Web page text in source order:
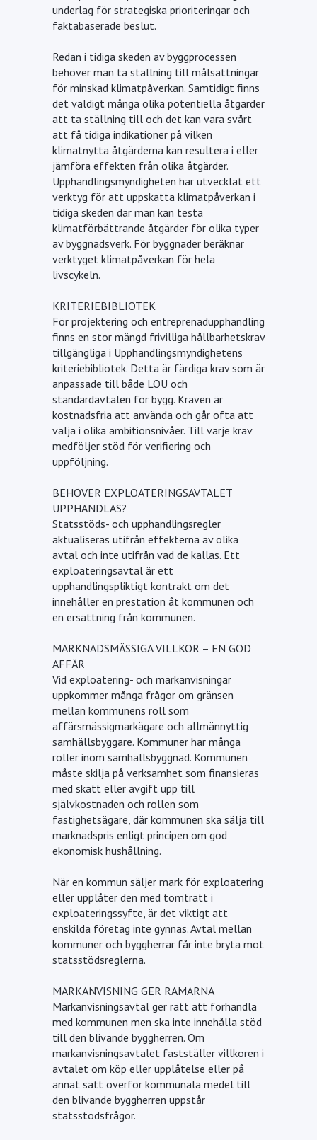
underlag för strategiska prioriteringar och
faktabaserade beslut.
Redan i tidiga skeden av byggprocessen
behöver man ta ställning till målsättningar
för minskad klimatpåverkan. Samtidigt finns
det väldigt många olika potentiella åtgärder
att ta ställning till och det kan vara svårt
att få tidiga indikationer på vilken
klimatnytta åtgärderna kan resultera i eller
jämföra effekten från olika åtgärder.
Upphandlingsmyndigheten har utvecklat ett
verktyg för att uppskatta klimatpåverkan i
tidiga skeden där man kan testa
klimatförbättrande åtgärder för olika typer
av byggnadsverk. För byggnader beräknar
verktyget klimatpåverkan för hela
livscykeln.
KRITERIEBIBLIOTEK
För projektering och entreprenadupphandling
finns en stor mängd frivilliga hållbarhetskrav
tillgängliga i Upphandlingsmyndighetens
kriteriebibliotek. Detta är färdiga krav som är
anpassade till både LOU och
standardavtalen för bygg. Kraven är
kostnadsfria att använda och går ofta att
välja i olika ambitionsnivåer. Till varje krav
medföljer stöd för verifiering och
uppföljning.
BEHÖVER EXPLOATERINGSAVTALET
UPPHANDLAS?
Statsstöds- och upphandlingsregler
aktualiseras utifrån effekterna av olika
avtal och inte utifrån vad de kallas. Ett
exploateringsavtal är ett
upphandlingspliktigt kontrakt om det
innehåller en prestation åt kommunen och
en ersättning från kommunen.
MARKNADSMÄSSIGA VILLKOR – EN GOD
AFFÄR
Vid exploatering- och markanvisningar
uppkommer många frågor om gränsen
mellan kommunens roll som
affärsmässigmarkägare och allmännyttig
samhällsbyggare. Kommuner har många
roller inom samhällsbyggnad. Kommunen
måste skilja på verksamhet som finansieras
med skatt eller avgift upp till
självkostnaden och rollen som
fastighetsägare, där kommunen ska sälja till
marknadspris enligt principen om god
ekonomisk hushållning.
När en kommun säljer mark för exploatering
eller upplåter den med tomträtt i
exploateringssyfte, är det viktigt att
enskilda företag inte gynnas. Avtal mellan
kommuner och byggherrar får inte bryta mot
statsstödsreglerna.
MARKANVISNING GER RAMARNA
Markanvisningsavtal ger rätt att förhandla
med kommunen men ska inte innehålla stöd
till den blivande byggherren. Om
markanvisningsavtalet fastställer villkoren i
avtalet om köp eller upplåtelse eller på
annat sätt överför kommunala medel till
den blivande byggherren uppstår
statsstödsfrågor.